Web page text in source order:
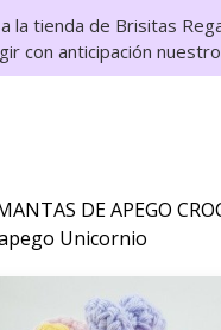
la tienda de Brisitas
con anticipación
DE APEGO
Unicornio